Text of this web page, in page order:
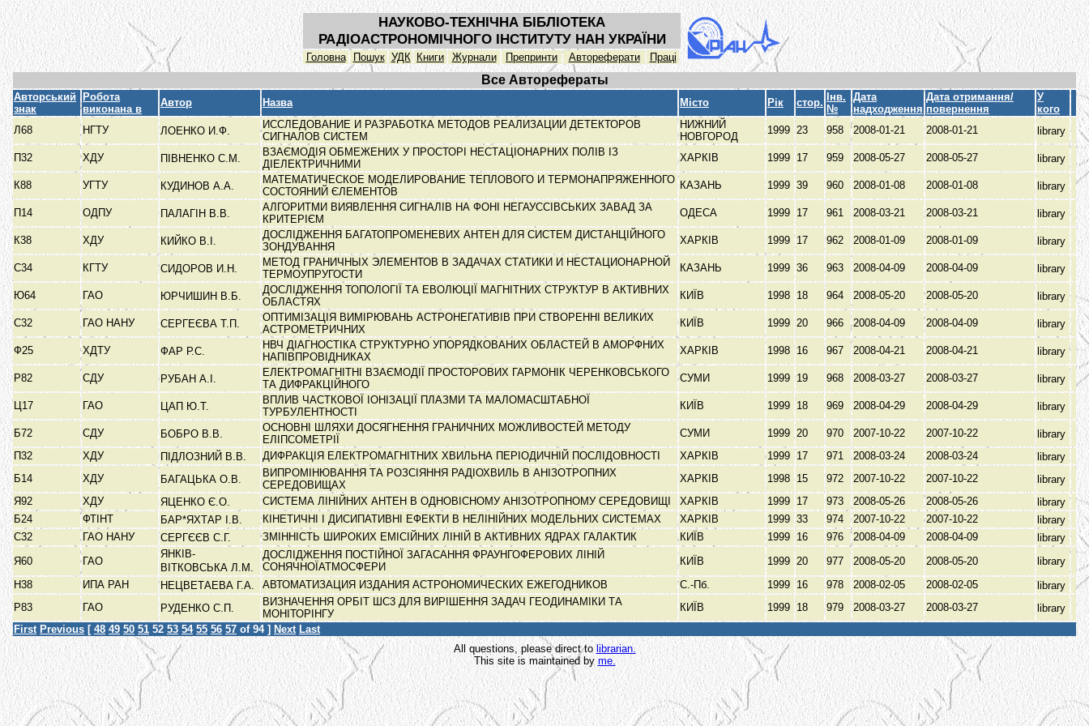
НАУКОВО-ТЕХНІЧНА БІБЛІОТЕКА
РАДІОАСТРОНОМІЧНОГО ІНСТИТУТУ НАН УКРАЇНИ
Головна Пошук УДК Книги Журнали Препринти Автореферати Праці
Все Авторефераты
Авторський
знак
Робота
виконана в
Автор Назва Місто Рік стор.
Інв.
№
Дата
надходження
Дата отримання/
повернення
У
кого
Л68
НГТУ ЛОЕНКО И.Ф.
ИССЛЕДОВАНИЕ И РАЗРАБОТКА МЕТОДОВ РЕАЛИЗАЦИИ ДЕТЕКТОРОВ
СИГНАЛОВ СИСТЕМ
НИЖНИЙ
НОВГОРОД
1999 23 958 2008-01-21 2008-01-21 library
П32 ХДУ ПІВНЕНКО С.М.
ВЗАЄМОДІЯ ОБМЕЖЕНИХ У ПРОСТОРІ НЕСТАЦІОНАРНИХ ПОЛІВ ІЗ
ДІЕЛЕКТРИЧНИМИ
ХАРКІВ 1999 17 959 2008-05-27 2008-05-27 library
К88 УГТУ КУДИНОВ А.А.
МАТЕМАТИЧЕСКОЕ МОДЕЛИРОВАНИЕ ТЕПЛОВОГО И ТЕРМОНАПРЯЖЕННОГО
СОСТОЯНИЙ ЄЛЕМЕНТОВ
КАЗАНЬ 1999 39 960 2008-01-08 2008-01-08 library
П14 ОДПУ ПАЛАГІН В.В.
АЛГОРИТМИ ВИЯВЛЕННЯ СИГНАЛІВ НА ФОНІ НЕГАУССІВСЬКИХ ЗАВАД ЗА
КРИТЕРІЄМ
ОДЕСА 1999 17 961 2008-03-21 2008-03-21 library
К38 ХДУ КИЙКО В.І.
ДОСЛІДЖЕННЯ БАГАТОПРОМЕНЕВИХ АНТЕН ДЛЯ СИСТЕМ ДИСТАНЦІЙНОГО
ЗОНДУВАННЯ
ХАРКІВ 1999 17 962 2008-01-09 2008-01-09 library
С34 КГТУ СИДОРОВ И.Н.
МЕТОД ГРАНИЧНЫХ ЭЛЕМЕНТОВ В ЗАДАЧАХ СТАТИКИ И НЕСТАЦИОНАРНОЙ
ТЕРМОУПРУГОСТИ
КАЗАНЬ 1999 36 963 2008-04-09 2008-04-09 library
Ю64 ГАО ЮРЧИШИН В.Б.
ДОСЛІДЖЕННЯ ТОПОЛОГІЇ ТА ЕВОЛЮЦІЇ МАГНІТНИХ СТРУКТУР В АКТИВНИХ
ОБЛАСТЯХ
КИЇВ 1998 18 964 2008-05-20 2008-05-20 library
С32 ГАО НАНУ СЕРГЕЄВА Т.П.
ОПТИМІЗАЦІЯ ВИМІРЮВАНЬ АСТРОНЕГАТИВІВ ПРИ СТВОРЕННІ ВЕЛИКИХ
АСТРОМЕТРИЧНИХ
КИЇВ 1999 20 966 2008-04-09 2008-04-09 library
Ф25 ХДТУ ФАР Р.С.
НВЧ ДІАГНОСТІКА СТРУКТУРНО УПОРЯДКОВАНИХ ОБЛАСТЕЙ В АМОРФНИХ
НАПІВПРОВІДНИКАХ
ХАРКІВ 1998 16 967 2008-04-21 2008-04-21 library
Р82 СДУ РУБАН А.І.
ЕЛЕКТРОМАГНІТНІ ВЗАЄМОДІЇ ПРОСТОРОВИХ ГАРМОНІК ЧЕРЕНКОВСЬКОГО
ТА ДИФРАКЦІЙНОГО
СУМИ 1999 19 968 2008-03-27 2008-03-27 library
Ц17 ГАО ЦАП Ю.Т.
ВПЛИВ ЧАСТКОВОЇ ІОНІЗАЦІЇ ПЛАЗМИ ТА МАЛОМАСШТАБНОЇ
ТУРБУЛЕНТНОСТІ
КИЇВ 1999 18 969 2008-04-29 2008-04-29 library
Б72 СДУ БОБРО В.В.
ОСНОВНІ ШЛЯХИ ДОСЯГНЕННЯ ГРАНИЧНИХ МОЖЛИВОСТЕЙ МЕТОДУ
ЕЛІПСОМЕТРІЇ
СУМИ 1999 20 970 2007-10-22 2007-10-22
library
П32
ХДУ ПІДЛОЗНИЙ В.В. ДИФРАКЦІЯ ЕЛЕКТРОМАГНІТНИХ ХВИЛЬНА ПЕРІОДИЧНІЙ ПОСЛІДОВНОСТІ ХАРКІВ 1999 17 971 2008-03-24 2008-03-24
library
Б14
ХДУ БАГАЦЬКА О.В.
ВИПРОМІНЮВАННЯ ТА РОЗСІЯННЯ РАДІОХВИЛЬ В АНІЗОТРОПНИХ
СЕРЕДОВИЩАХ
ХАРКІВ 1998 15 972 2007-10-22 2007-10-22
library
Я92
ХДУ ЯЦЕНКО Є.О. СИСТЕМА ЛІНІЙНИХ АНТЕН В ОДНОВІСНОМУ АНІЗОТРОПНОМУ СЕРЕДОВИЩІ ХАРКІВ 1999 17 973 2008-05-26 2008-05-26
library
Б24
ФТІНТ БАР*ЯХТАР І.В. КІНЕТИЧНІ І ДИСИПАТИВНІ ЕФЕКТИ В НЕЛІНІЙНИХ МОДЕЛЬНИХ СИСТЕМАХ ХАРКІВ 1999 33 974 2007-10-22 2007-10-22
library
С32
ГАО НАНУ СЕРГЄЄВ С.Г. ЗМІННІСТЬ ШИРОКИХ ЕМІСІЙНИХ ЛІНІЙ В АКТИВНИХ ЯДРАХ ГАЛАКТИК КИЇВ 1999 16 976 2008-04-09 2008-04-09
library
Я60
ГАО
ЯНКІВ-
ВІТКОВСЬКА Л.М.
ДОСЛІДЖЕННЯ ПОСТІЙНОЇ ЗАГАСАННЯ ФРАУНГОФЕРОВИХ ЛІНІЙ
СОНЯЧНОЇАТМОСФЕРИ
КИЇВ 1999 20 977 2008-05-20 2008-05-20
library
Н38
ИПА РАН НЕЦВЕТАЕВА Г.А. АВТОМАТИЗАЦИЯ ИЗДАНИЯ АСТРОНОМИЧЕСКИХ ЕЖЕГОДНИКОВ С.-Пб. 1999 16 978 2008-02-05 2008-02-05
library
Р83
ГАО РУДЕНКО С.П.
ВИЗНАЧЕННЯ ОРБІТ ШС3 ДЛЯ ВИРІШЕННЯ ЗАДАЧ ГЕОДИНАМІКИ ТА
МОНІТОРІНГУ
КИЇВ 1999 18 979 2008-03-27 2008-03-27
library
First Previous [ 48 49 50 51 52 53 54 55 56 57 of 94 ] Next Last
All questions, please direct tolibrarian.
This site is maintained by me.